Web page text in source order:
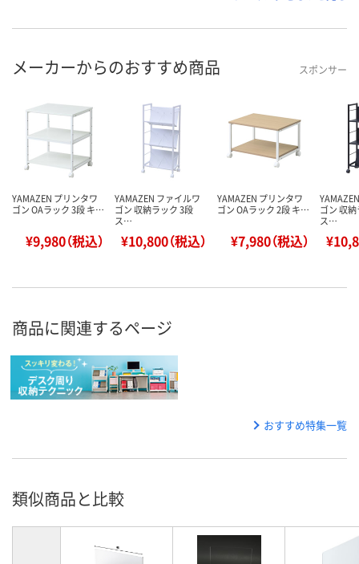
メーカーからのおすすめ商品 スポンサー
YAMAZEN プリンタワ
ゴン OAラック 3段 キ…
¥9,980（税込）
YAMAZEN ファイルワ
ゴン 収納ラック 3段
ス…
¥10,800（税込）
YAMAZEN プリンタワ
ゴン OAラック 2段 キ…
¥7,980（税込）
ゴン 収
ス…
商品に関連するページ
おすすめ特集一覧
類似商品と比較